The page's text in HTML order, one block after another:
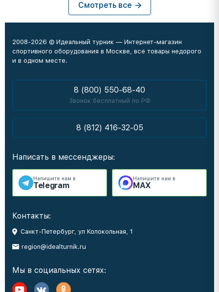
Смотреть все
2008-2026 © Идеальный турник — Интернет-магазин
спортивного оборудования в Москве, все товары недорого
и в одном месте.
8 (800) 550-68-40
Звонок бесплатный по РФ
8 (812) 416-32-05
Написать в мессенджеры:
Напишите нам в
Telegram
Напишите нам в
MAX
Контакты:
Санкт-Петербург, ул Колокольная, 1
region@idealturnik.ru
Мы в социальных сетях: